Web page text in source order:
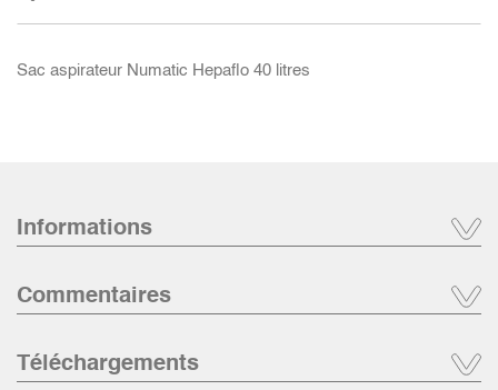
Sac aspirateur Numatic Hepaflo 40 litres
Informations
Commentaires
Téléchargements